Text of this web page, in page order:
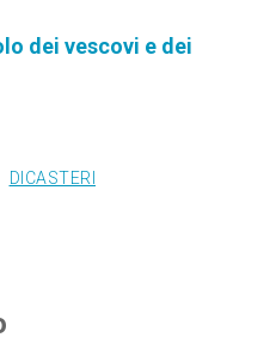
dei vescovi e dei
DICASTERI